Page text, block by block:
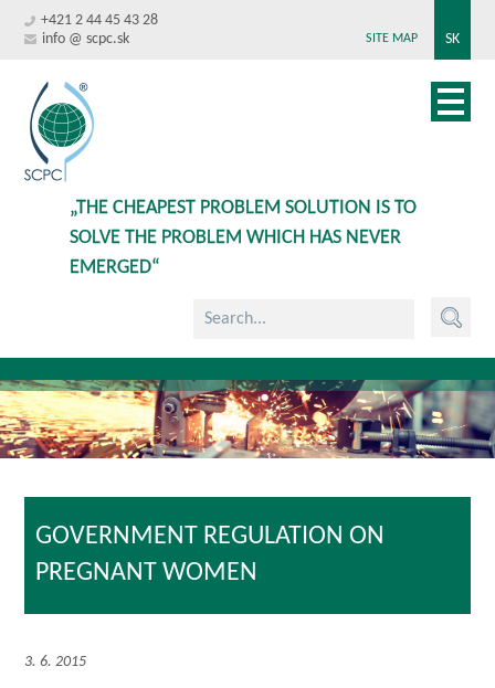
+421 2 44 45 43 28
info @ scpc.sk
SK
SITE MAP
„THE CHEAPEST PROBLEM SOLUTION IS TO
SOLVE THE PROBLEM WHICH HAS NEVER
EMERGED“
GOVERNMENT REGULATION ON
PREGNANT WOMEN
3. 6. 2015